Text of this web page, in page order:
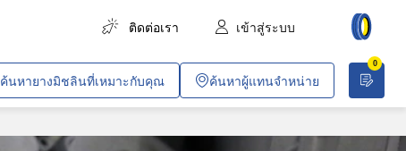
ติดต่อเรา เข้าสู่ระบบ
การขนส่งสินค้า
การขนส่งผู้โดยสาร
การเกษตร
0
ค้นหายางมิชลินที่เหมาะกับคุณ ค้นหาผู้แทนจำหน่าย